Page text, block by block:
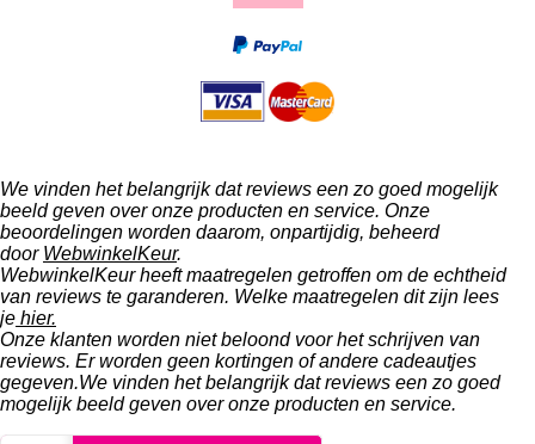
We vinden het belangrijk dat reviews een zo goed mogelijk
beeld geven over onze producten en service. Onze
beoordelingen worden daarom, onpartijdig, beheerd
door WebwinkelKeur.
WebwinkelKeur heeft maatregelen getroffen om de echtheid
van reviews te garanderen. Welke maatregelen dit zijn lees
je hier.
Onze klanten worden niet beloond voor het schrijven van
reviews. Er worden geen kortingen of andere cadeautjes
gegeven.We vinden het belangrijk dat reviews een zo goed
mogelijk beeld geven over onze producten en service.